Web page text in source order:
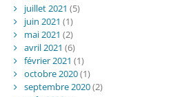
juillet 2021 (5)
juin 2021 (1)
mai 2021 (2)
avril 2021 (6)
février 2021 (1)
octobre 2020(1)
septembre 2020(2)